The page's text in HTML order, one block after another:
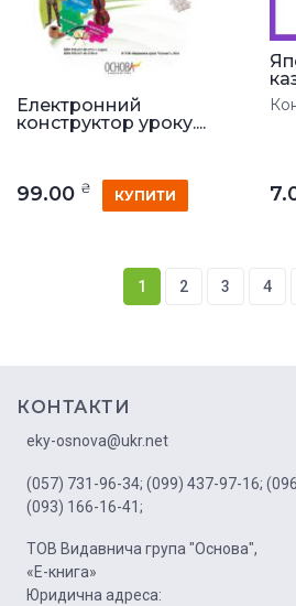
Електронний
конструктор уроку....
99.00 ₴ КУПИТИ
1 2 3 4
КОНТАКТИ
eky-osnova@ukr.net
(057) 731-96-34; (099) 437-97-16;
(093) 166-16-41;
ТОВ Видавнича група "Основа",
«Е-книга»
Юридична адреса: